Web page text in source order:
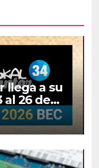
llega a su
al 26 de